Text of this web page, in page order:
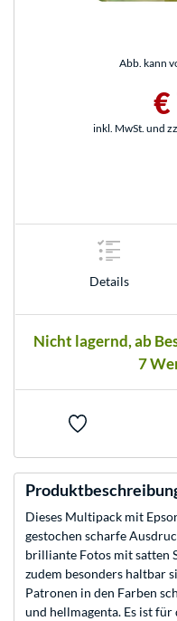
Abb. kann
€
inkl. MwSt. und
Details
Nicht lagernd, ab
7
Dieses Multipack mit
gestochen scharfe
brilliante Fotos mit satten
zudem besonders haltbar
Patronen in den Farben
und hellmagenta. Es ist